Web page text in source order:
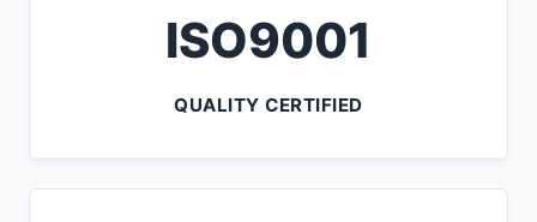
ISO9001
QUALITY CERTIFIED